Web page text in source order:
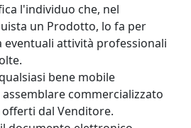
l'individuo che, nel
un Prodotto, lo fa per
eventuali attività professionali
bene mobile
commercializzato
dal Venditore.